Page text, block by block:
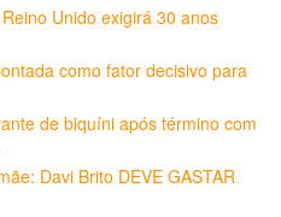
Unido exigirá 30 anos
como fator decisivo para
de biquíni após término com
Davi Brito DEVE GASTAR